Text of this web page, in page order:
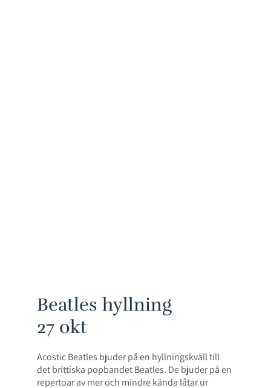
Beatles hyllning
27 okt
Acostic Beatles bjuder på en hyllningskväll till
det brittiska popbandet Beatles. De bjuder på en
repertoar av mer och mindre kända låtar ur